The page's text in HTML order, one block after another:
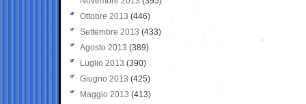
Ottobre 2013 (446)
Settembre 2013 (433)
Agosto 2013 (389)
Luglio 2013 (390)
Giugno 2013 (425)
Maggio 2013 (413)